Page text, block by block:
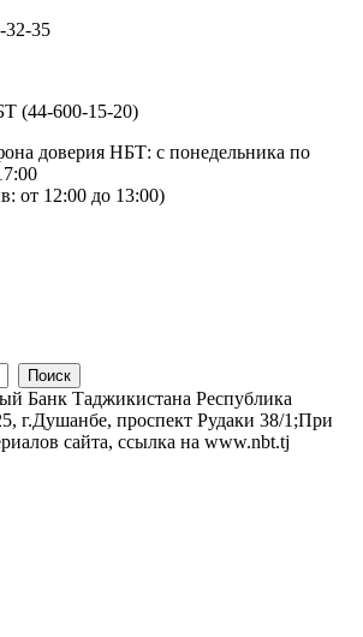
32-35
(44-600-15-20)
доверия НБТ: с понедельника по
от 12:00 до 13:00)
Поиск
Банк Таджикистана Республика
г.Душанбе, проспект Рудаки 38/1;При
сайта, ссылка на www.nbt.tj